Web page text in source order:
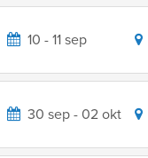
10 - 11 sep
30 sep - 02 okt